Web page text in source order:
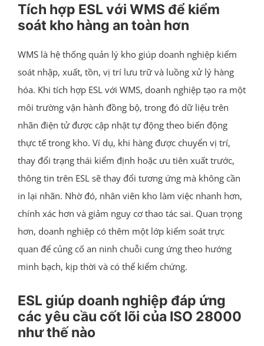
Tích hợp ESL với WMS để kiểm
soát kho hàng an toàn hơn
WMS là hệ thống quản lý kho giúp doanh nghiệp kiểm
soát nhập, xuất, tồn, vị trí lưu trữ và luồng xử lý hàng
hóa. Khi tích hợp ESL với WMS, doanh nghiệp tạo ra một
môi trường vận hành đồng bộ, trong đó dữ liệu trên
nhãn điện tử được cập nhật tự động theo biến động
thực tế trong kho. Ví dụ, khi hàng được chuyển vị trí,
thay đổi trạng thái kiểm định hoặc ưu tiên xuất trước,
thông tin trên ESL sẽ thay đổi tương ứng mà không cần
in lại nhãn. Nhờ đó, nhân viên kho làm việc nhanh hơn,
chính xác hơn và giảm nguy cơ thao tác sai. Quan trọng
hơn, doanh nghiệp có thêm một lớp kiểm soát trực
quan để củng cố an ninh chuỗi cung ứng theo hướng
minh bạch, kịp thời và có thể kiểm chứng.
ESL giúp doanh nghiệp đáp ứng
các yêu cầu cốt lõi của ISO 28000
như thế nào